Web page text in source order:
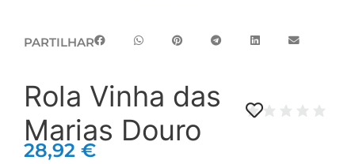
PARTILHAR
Rola Vinha das
Marias Douro
28,92 €